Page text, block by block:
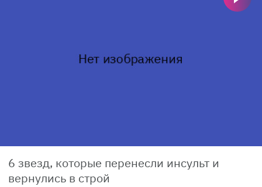
6 звезд, которые перенесли инсульт и
вернулись в строй